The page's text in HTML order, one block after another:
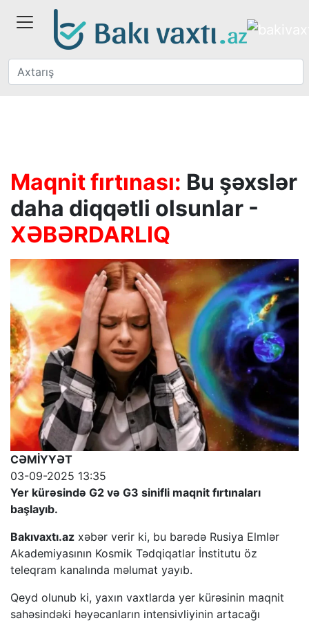
Maqnit fırtınası: Bu şəxslər
daha diqqətli olsunlar -
XƏBƏRDARLIQ
CƏMİYYƏT
03-09-2025 13:35
Yer kürəsində G2 və G3 sinifli maqnit fırtınaları
başlayıb.
Bakıvaxtı.az xəbər verir ki, bu barədə Rusiya Elmlər
Akademiyasının Kosmik Tədqiqatlar İnstitutu öz
teleqram kanalında məlumat yayıb.
Qeyd olunub ki, yaxın vaxtlarda yer kürəsinin maqnit
sahəsindəki həyəcanların intensivliyinin artacağı